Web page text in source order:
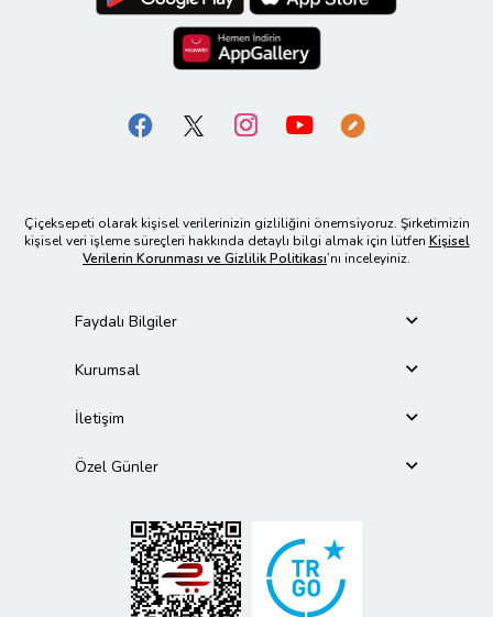
Çiçeksepeti olarak kişisel verilerinizin gizliliğini önemsiyoruz. Şirketimizin
kişisel veri işleme süreçleri hakkında detaylı bilgi almak için lütfen Kişisel
Verilerin Korunması ve Gizlilik Politikası’nı inceleyiniz.
Faydalı Bilgiler
Kurumsal
İletişim
Özel Günler